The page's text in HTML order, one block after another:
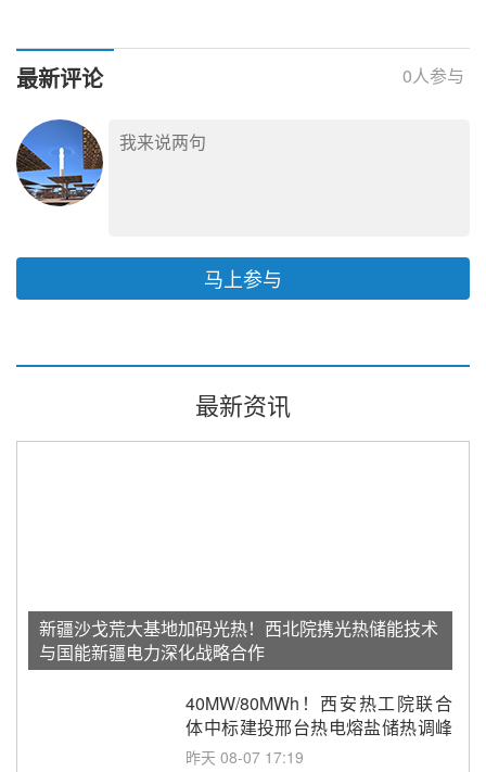
最新评论 0人参与
马上参与
最新资讯
新疆沙戈荒大基地加码光热！西北院携光热储能技术
与国能新疆电力深化战略合作
40MW/80MWh！西安热工院联合
体中标建投邢台热电熔盐储热调峰
调频改造EPC项目
昨天 08-07 17:19